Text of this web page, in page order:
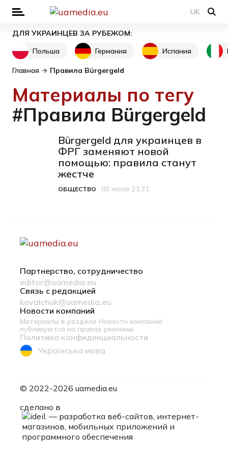
UK
ДЛЯ УКРАИНЦЕВ ЗА РУБЕЖОМ:
Польша
Германия Испания
Главная Правила Bürgergeld
Материалы по тегу
#Правила Bürgergeld
Bürgergeld для украинцев в
ФРГ заменяют новой
помощью: правила станут
жестче
Категория
ОБЩЕСТВО
Дата публикации
03 июля 21:31
Партнерство, сотрудничество
editor@uamedia.eu
Связь с редакцией
kovalchuk@uamedia.eu
Новости компаний
Материалы в разделе Новости компаний
публикуются на правах рекламы
Политика конфиденциальности
Українська мова
© 2022-2026 uamedia.eu
сделано в